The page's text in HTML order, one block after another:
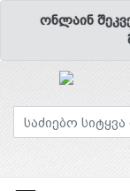
ონლაინ